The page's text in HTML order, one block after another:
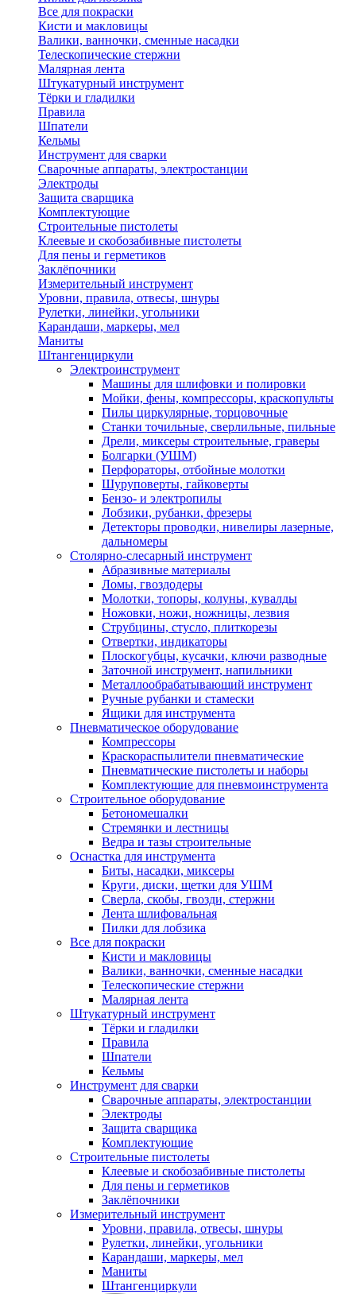
Все для покраски
Кисти и макловицы
Валики, ванночки, сменные насадки
Телескопические стержни
Малярная лента
Штукатурный инструмент
Тёрки и гладилки
Правила
Шпатели
Кельмы
Инструмент для сварки
Сварочные аппараты, электростанции
Электроды
Защита сварщика
Комплектующие
Строительные пистолеты
Клеевые и скобозабивные пистолеты
Для пены и герметиков
Заклёпочники
Измерительный инструмент
Уровни, правила, отвесы, шнуры
Рулетки, линейки, угольники
Карандаши, маркеры, мел
Маниты
Штангенциркули
Электроинструмент
Машины для шлифовки и полировки
Мойки, фены, компрессоры, краскопульты
Пилы циркулярные, торцовочные
Станки точильные, сверлильные, пильные
Дрели, миксеры строительные, граверы
Болгарки (УШМ)
Перфораторы, отбойные молотки
Шуруповерты, гайковерты
Бензо- и электропилы
Лобзики, рубанки, фрезеры
Детекторы проводки, нивелиры лазерные,
дальномеры
Столярно-слесарный инструмент
Абразивные материалы
Ломы, гвоздодеры
Молотки, топоры, колуны, кувалды
Ножовки, ножи, ножницы, лезвия
Струбцины, стусло, плиткорезы
Отвертки, индикаторы
Плоскогубцы, кусачки, ключи разводные
Заточной инструмент, напильники
Металлообрабатывающий инструмент
Ручные рубанки и стамески
Ящики для инструмента
Пневматическое оборудование
Компрессоры
Краскораспылители пневматические
Пневматические пистолеты и наборы
Комплектующие для пневмоинструмента
Строительное оборудование
Бетономешалки
Стремянки и лестницы
Ведра и тазы строительные
Оснастка для инструмента
Биты, насадки, миксеры
Круги, диски, щетки для УШМ
Сверла, скобы, гвозди, стержни
Лента шлифовальная
Пилки для лобзика
Все для покраски
Кисти и макловицы
Валики, ванночки, сменные насадки
Телескопические стержни
Малярная лента
Штукатурный инструмент
Тёрки и гладилки
Правила
Шпатели
Кельмы
Инструмент для сварки
Сварочные аппараты, электростанции
Электроды
Защита сварщика
Комплектующие
Строительные пистолеты
Клеевые и скобозабивные пистолеты
Для пены и герметиков
Заклёпочники
Измерительный инструмент
Уровни, правила, отвесы, шнуры
Рулетки, линейки, угольники
Карандаши, маркеры, мел
Маниты
Штангенциркули